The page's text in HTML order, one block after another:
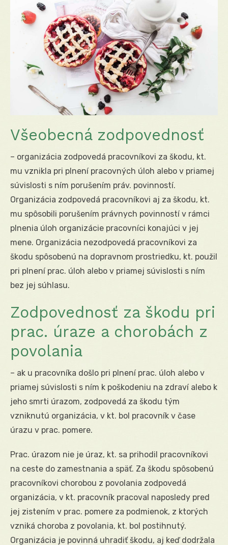
Všeobecná zodpovednosť
– organizácia zodpovedá pracovníkovi za škodu, kt.
mu vznikla pri plnení pracovných úloh alebo v priamej
súvislosti s ním porušením práv. povinností.
Organizácia zodpovedá pracovníkovi aj za škodu, kt.
mu spôsobili porušením právnych povinností v rámci
plnenia úloh organizácie pracovníci konajúci v jej
mene. Organizácia nezodpovedá pracovníkovi za
škodu spôsobenú na dopravnom prostriedku, kt. použil
pri plnení prac. úloh alebo v priamej súvislosti s ním
bez jej súhlasu.
Zodpovednosť za škodu pri
prac. úraze a chorobách z
povolania
– ak u pracovníka došlo pri plnení prac. úloh alebo v
priamej súvislosti s ním k poškodeniu na zdraví alebo k
jeho smrti úrazom, zodpovedá za škodu tým
vzniknutú organizácia, v kt. bol pracovník v čase
úrazu v prac. pomere.
Prac. úrazom nie je úraz, kt. sa prihodil pracovníkovi
na ceste do zamestnania a späť. Za škodu spôsobenú
pracovníkovi chorobou z povolania zodpovedá
organizácia, v kt. pracovník pracoval naposledy pred
jej zistením v prac. pomere za podmienok, z ktorých
vzniká choroba z povolania, kt. bol postihnutý.
Organizácia je povinná uhradiť škodu, aj keď dodržala